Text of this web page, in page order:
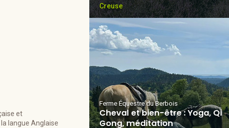
et
langue Anglaise
Creuse
Ferme Équestre du Berbois
Cheval et bien-être : Yoga, Qi
Gong, méditation